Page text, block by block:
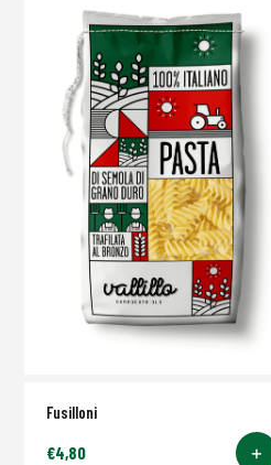
Fusilloni
€4,80 +